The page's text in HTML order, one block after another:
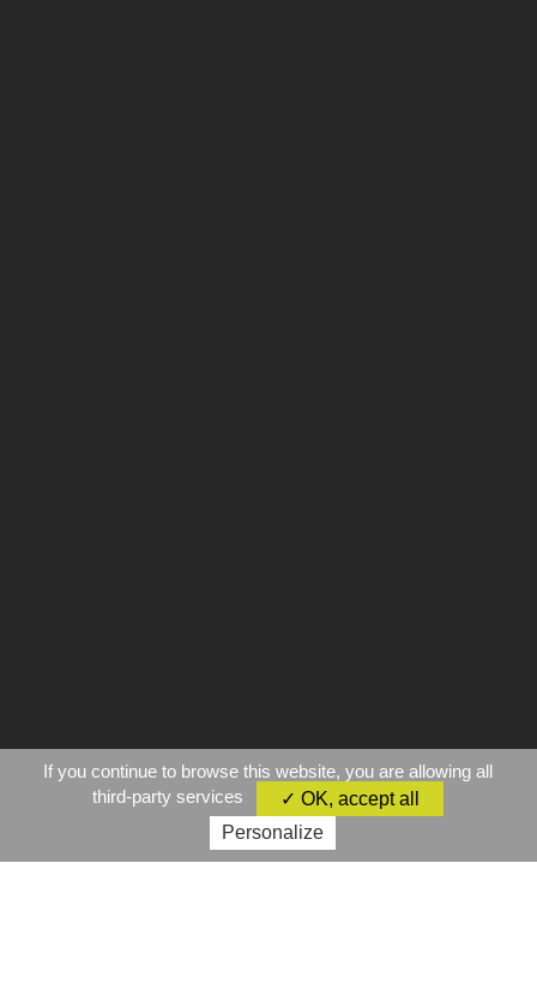
If you continue to browse this website, you are allowing all
third-party services
✓ OK, accept all
Personalize